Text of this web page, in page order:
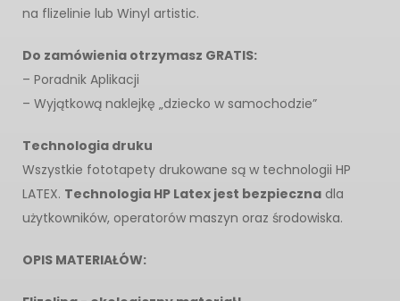
na flizelinie lub Winyl artistic.
Do zamówienia otrzymasz GRATIS:
– Poradnik Aplikacji
– Wyjątkową naklejkę „dziecko w samochodzie”
Technologia druku
Wszystkie fototapety drukowane są w technologii HP
LATEX. Technologia HP Latex jest bezpieczna dla
użytkowników, operatorów maszyn oraz środowiska.
OPIS MATERIAŁÓW: